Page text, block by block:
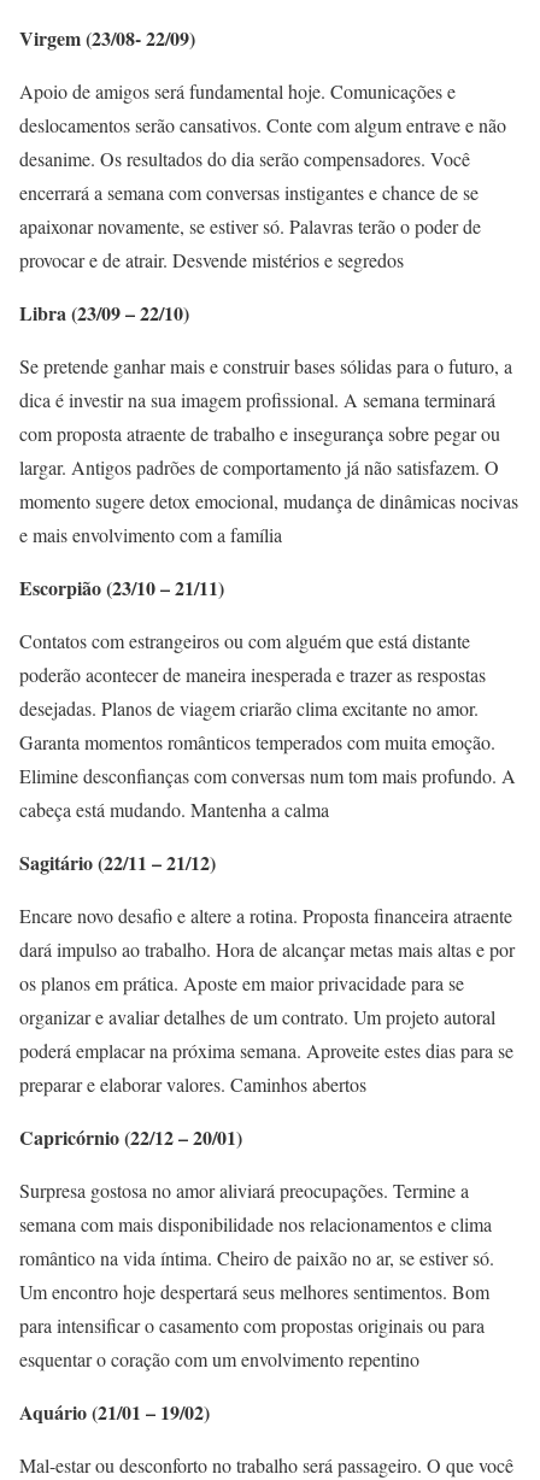
Virgem (23/08- 22/09)
Apoio de amigos será fundamental hoje. Comunicações e
deslocamentos serão cansativos. Conte com algum entrave e não
desanime. Os resultados do dia serão compensadores. Você
encerrará a semana com conversas instigantes e chance de se
apaixonar novamente, se estiver só. Palavras terão o poder de
provocar e de atrair. Desvende mistérios e segredos
Libra (23/09 – 22/10)
Se pretende ganhar mais e construir bases sólidas para o futuro, a
dica é investir na sua imagem profissional. A semana terminará
com proposta atraente de trabalho e insegurança sobre pegar ou
largar. Antigos padrões de comportamento já não satisfazem. O
momento sugere detox emocional, mudança de dinâmicas nocivas
e mais envolvimento com a família
Escorpião (23/10 – 21/11)
Contatos com estrangeiros ou com alguém que está distante
poderão acontecer de maneira inesperada e trazer as respostas
desejadas. Planos de viagem criarão clima excitante no amor.
Garanta momentos românticos temperados com muita emoção.
Elimine desconfianças com conversas num tom mais profundo. A
cabeça está mudando. Mantenha a calma
Sagitário (22/11 – 21/12)
Encare novo desafio e altere a rotina. Proposta financeira atraente
dará impulso ao trabalho. Hora de alcançar metas mais altas e por
os planos em prática. Aposte em maior privacidade para se
organizar e avaliar detalhes de um contrato. Um projeto autoral
poderá emplacar na próxima semana. Aproveite estes dias para se
preparar e elaborar valores. Caminhos abertos
Capricórnio (22/12 – 20/01)
Surpresa gostosa no amor aliviará preocupações. Termine a
semana com mais disponibilidade nos relacionamentos e clima
romântico na vida íntima. Cheiro de paixão no ar, se estiver só.
Um encontro hoje despertará seus melhores sentimentos. Bom
para intensificar o casamento com propostas originais ou para
esquentar o coração com um envolvimento repentino
Aquário (21/01 – 19/02)
Mal-estar ou desconforto no trabalho será passageiro. O que você